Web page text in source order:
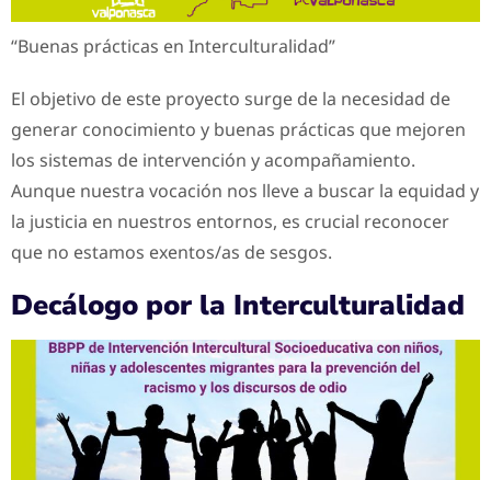
“Buenas prácticas en Interculturalidad”
El objetivo de este proyecto surge de la necesidad de
generar conocimiento y buenas prácticas que mejoren
los sistemas de intervención y acompañamiento.
Aunque nuestra vocación nos lleve a buscar la equidad y
la justicia en nuestros entornos, es crucial reconocer
que no estamos exentos/as de sesgos.
Decálogo por la Interculturalidad